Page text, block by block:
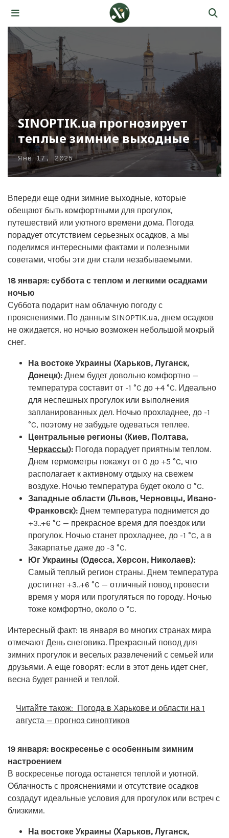
SINOPTIK.ua прогнозирует
теплые зимние выходные
Янв 17, 2025
Впереди еще одни зимние выходные, которые
обещают быть комфортными для прогулок,
путешествий или уютного времени дома. Погода
порадует отсутствием серьезных осадков, а мы
поделимся интересными фактами и полезными
советами, чтобы эти дни стали незабываемыми.
18 января: суббота с теплом и легкими осадками
ночью
Суббота подарит нам облачную погоду с
прояснениями. По данным SINOPTIK.ua, днем осадков
не ожидается, но ночью возможен небольшой мокрый
снег.
На востоке Украины (Харьков, Луганск,
Донецк): Днем будет довольно комфортно —
температура составит от -1 °C до +4 °C. Идеально
для неспешных прогулок или выполнения
запланированных дел. Ночью прохладнее, до -1
°C, поэтому не забудьте одеваться теплее.
Центральные регионы (Киев, Полтава,
Черкассы): Погода порадует приятным теплом.
Днем термометры покажут от 0 до +5 °C, что
располагает к активному отдыху на свежем
воздухе. Ночью температура будет около 0 °C.
Западные области (Львов, Черновцы, Ивано-
Франковск): Днем температура поднимется до
+3..+6 °C — прекрасное время для поездок или
прогулок. Ночью станет прохладнее, до -1 °C, а в
Закарпатье даже до -3 °C.
Юг Украины (Одесса, Херсон, Николаев):
Самый теплый регион страны. Днем температура
достигнет +3..+6 °C — отличный повод провести
время у моря или прогуляться по городу. Ночью
тоже комфортно, около 0 °C.
Интересный факт: 18 января во многих странах мира
отмечают День снеговика. Прекрасный повод для
зимних прогулок и веселых развлечений с семьей или
друзьями. А еще говорят: если в этот день идет снег,
весна будет ранней и теплой.
Читайте також: Погода в Харькове и области на 1
августа — прогноз синоптиков
19 января: воскресенье с особенным зимним
настроением
В воскресенье погода останется теплой и уютной.
Облачность с прояснениями и отсутствие осадков
создадут идеальные условия для прогулок или встреч с
близкими.
На востоке Украины (Харьков, Луганск,